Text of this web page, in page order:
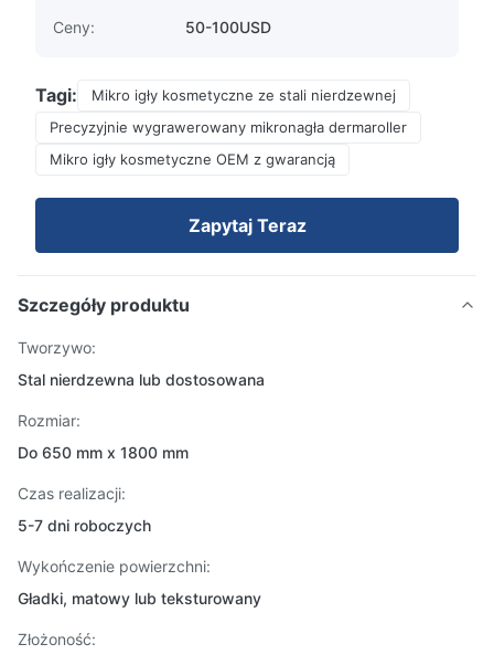
Ceny:
50-100USD
Tagi:
Mikro igły kosmetyczne ze stali nierdzewnej
Precyzyjnie wygrawerowany mikronagła dermaroller
Mikro igły kosmetyczne OEM z gwarancją
Zapytaj Teraz
Szczegóły produktu
Tworzywo:
Stal nierdzewna lub dostosowana
Rozmiar:
Do 650 mm x 1800 mm
Czas realizacji:
5-7 dni roboczych
Wykończenie powierzchni:
Gładki, matowy lub teksturowany
Złożoność: